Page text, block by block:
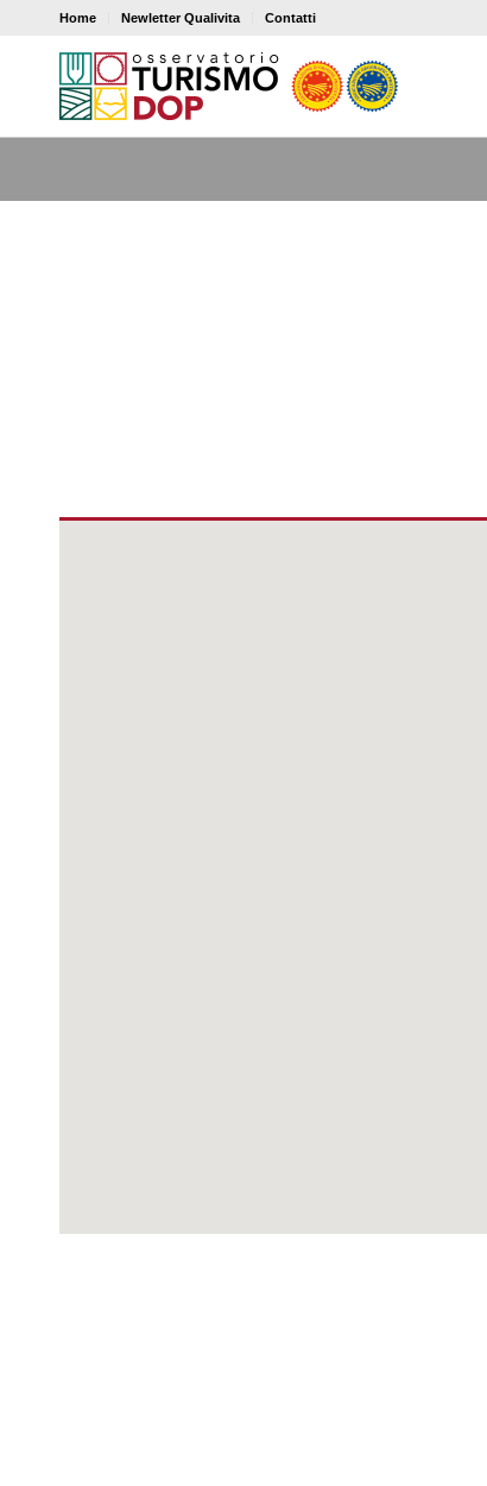
Home Newletter Qualivita Contatti